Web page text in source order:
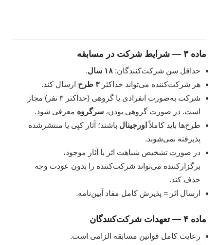
ماده ۳ — شرایط شرکت در مسابقه
حداقل سن شرکت‌کنندگان: ۱۸ سال
.
هر شرکت‌کننده می‌تواند حداکثر ۳ طرح
ارسال کند.
شرکت به‌صورت انفرادی یا گروهی (حداکثر ۳ نفر) مجاز
است. در صورت گروهی بودن، سرگروه معرفی شود.
طرح‌ها باید کاملاً اورجینال باشند؛ آثار کپی یا منتشرشده
پذیرفته نمی‌شوند.
در صورت تشخیص شباهت اثر با آثار موجود،
برگزارکننده می‌تواند شرکت‌کننده را بدون عودت وجه
حذف کند.
ارسال اثر = پذیرش کامل مفاد آیین‌نامه.
ماده ۴ — تعهدات شرکت‌کنندگان
رعایت کامل قوانین مسابقه الزامی است.